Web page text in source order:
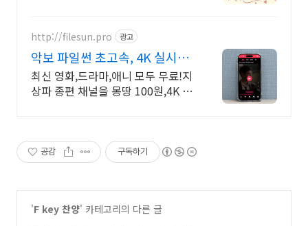
http://filesun.pro 광고
악보 파일썬 초고속, 4K 실시간
보기!
최신 영화,드라마,애니 모두 무료!지
상파 종편 채널을 몽땅 100원,4K 스
공감 구독하기
'F key 찬양' 카테고리의 다른 글